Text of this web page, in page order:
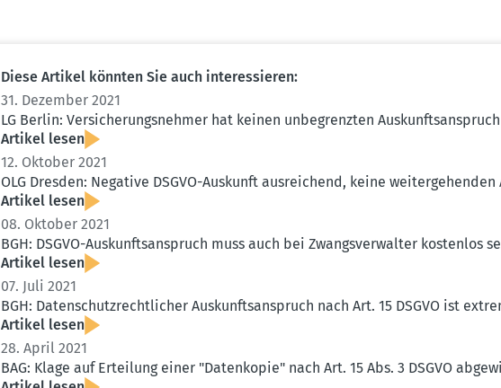
Diese Artikel könnten Sie auch inter­es­sieren:
31. Dezember 2021
LG Berlin: Versi­che­rungs­nehmer hat keinen unbegrenzten Auskunfts­an­spruch
Artikel lesen
12. Oktober 2021
OLG Dresden: Negative DSGVO-Auskunft ausrei­chend, keine
Artikel lesen
08. Oktober 2021
BGH: DSGVO-Auskunfts­an­spruch muss auch bei Zwangs­ver­walter kostenlos
Artikel lesen
07. Juli 2021
BGH: Daten­schutz­recht­licher Auskunfts­an­spruch nach Art. 15 DSGVO ist
Artikel lesen
28. April 2021
BAG: Klage auf Erteilung einer "Daten­kopie" nach Art. 15 Abs. 3 DSGVO